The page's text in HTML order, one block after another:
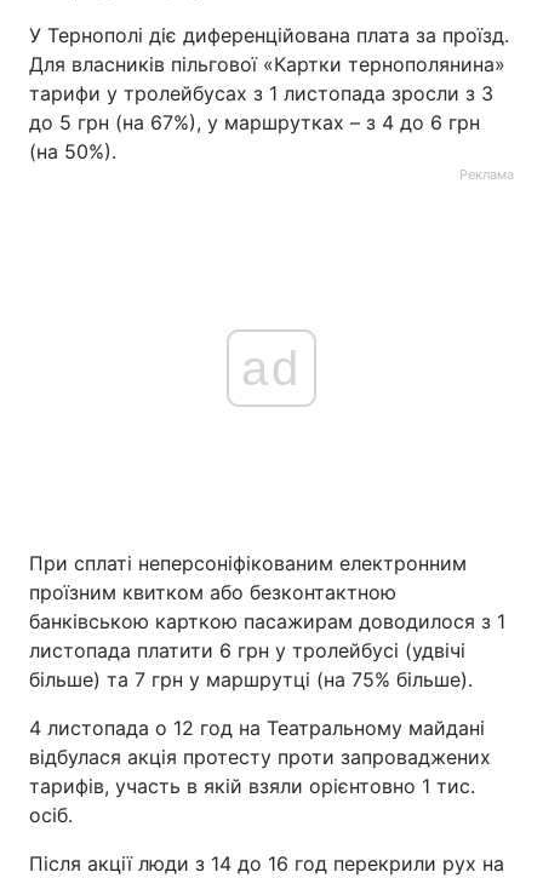
У Тернополі діє диференційована плата за проїзд.
Для власників пільгової «Картки тернополянина»
тарифи у тролейбусах з 1 листопада зросли з 3
до 5 грн (на 67%), у маршрутках – з 4 до 6 грн
(на 50%).
Реклама
ad
При сплаті неперсоніфікованим електронним
проїзним квитком або безконтактною
банківською карткою пасажирам доводилося з 1
листопада платити 6 грн у тролейбусі (удвічі
більше) та 7 грн у маршрутці (на 75% більше).
4 листопада о 12 год на Театральному майдані
відбулася акція протесту проти запроваджених
тарифів, участь в якій взяли орієнтовно 1 тис.
осіб.
Після акції люди з 14 до 16 год перекрили рух на